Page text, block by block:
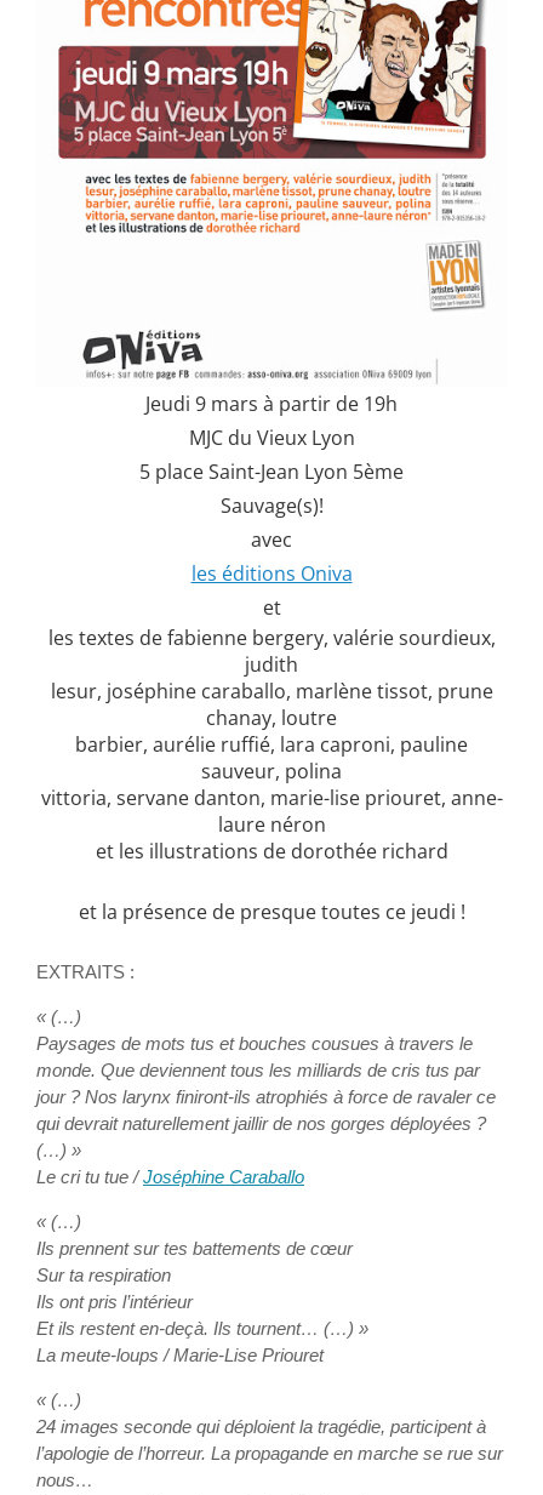
Jeudi 9 mars à partir de 19h
MJC du Vieux Lyon
5 place Saint-Jean Lyon 5ème
Sauvage(s)!
avec
les éditions Oniva
et
les textes de fabienne bergery, valérie sourdieux,
judith
lesur, joséphine caraballo, marlène tissot, prune
chanay, loutre
barbier, aurélie ruffié, lara caproni, pauline
sauveur, polina
vittoria, servane danton, marie-lise priouret, anne-
laure néron
et les illustrations de dorothée richard
et la présence de presque toutes ce jeudi !
EXTRAITS :
« (…)
Paysages de mots tus et bouches cousues à travers le
monde. Que deviennent tous les milliards de cris tus par
jour ? Nos larynx finiront-ils atrophiés à force de ravaler ce
qui devrait naturellement jaillir de nos gorges déployées ?
(…) »
Le cri tu tue /Joséphine Caraballo
« (…)
Ils prennent sur tes battements de cœur
Sur ta respiration
Ils ont pris l’intérieur
Et ils restent en-deçà. Ils tournent… (…) »
La meute-loups / Marie-Lise Priouret
« (…)
24 images seconde qui déploient la tragédie, participent à
l’apologie de l’horreur. La propagande en marche se rue sur
nous…